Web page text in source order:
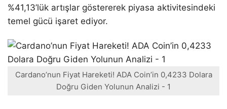
%41,13’lük artışlar göstererek piyasa aktivitesindeki
temel gücü işaret ediyor.
Cardano’nun Fiyat Hareketi! ADA Coin’in 0,4233 Dolara
Doğru Giden Yolunun Analizi - 1